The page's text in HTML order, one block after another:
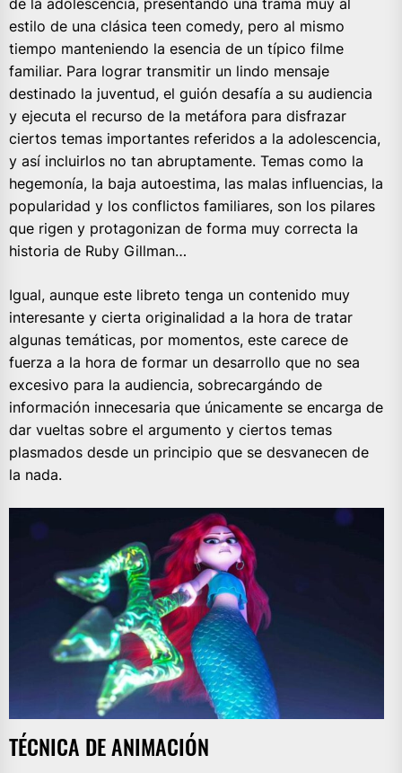
estilo de una clásica teen comedy, pero al mismo
tiempo manteniendo la esencia de un típico filme
familiar. Para lograr transmitir un lindo mensaje
destinado la juventud, el guión desafía a su audiencia
y ejecuta el recurso de la metáfora para disfrazar
ciertos temas importantes referidos a la adolescencia,
y así incluirlos no tan abruptamente. Temas como la
hegemonía, la baja autoestima, las malas influencias, la
popularidad y los conflictos familiares, son los pilares
que rigen y protagonizan de forma muy correcta la
historia de Ruby Gillman…
Igual, aunque este libreto tenga un contenido muy
interesante y cierta originalidad a la hora de tratar
algunas temáticas, por momentos, este carece de
fuerza a la hora de formar un desarrollo que no sea
excesivo para la audiencia, sobrecargándo de
información innecesaria que únicamente se encarga de
dar vueltas sobre el argumento y ciertos temas
plasmados desde un principio que se desvanecen de
la nada.
TÉCNICA DE ANIMACIÓN